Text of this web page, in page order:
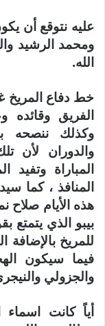
عليه نتوقع أن
ومحمد الرشيد
الله.
خط دفاع المريخ
الفريق وقائده
وكذلك ننصحه
والدوران لأن
المباراة
المنافذ ، كما
هذه الأيام صلاح
بيبو الذي يتمتع
للمريخ
فيما سيكون
والجزولي
أياً كانت اسماء